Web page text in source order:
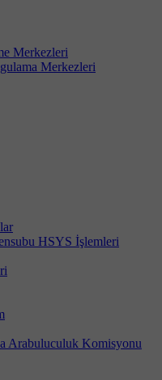
Merkezleri
Merkezleri
HSYS İşlemleri
Arabuluculuk Komisyonu